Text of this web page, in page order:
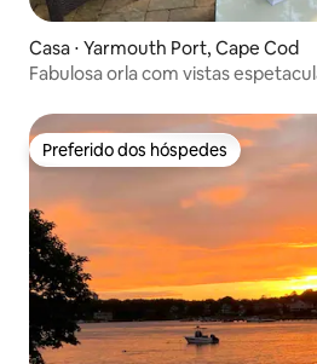
Casa ⋅ Yarmouth Port, Cape Cod
Fabulosa orla com vistas
Preferido dos hóspedes
Preferido dos hóspedes